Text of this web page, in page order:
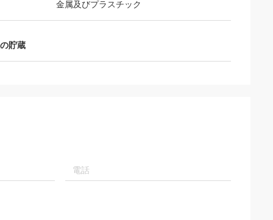
金属及びプラスチック
貯蔵